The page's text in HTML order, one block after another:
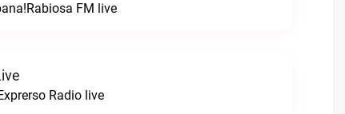
FM live
Radio live